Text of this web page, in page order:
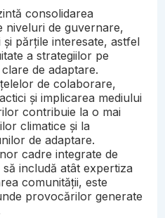
consolidarea
niveluri de guvernare,
părțile interesate, astfel
a strategiilor pe
de adaptare.
de colaborare,
și implicarea mediului
contribuie la o mai
climatice și la
de adaptare.
cadre integrate de
includă atât expertiza
comunității, este
provocărilor generate